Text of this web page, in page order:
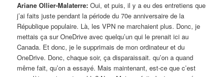
Ariane Ollier-Malaterre:Oui, et puis, il y a eu des entretiens que
j’ai faits juste pendant la période du 70e anniversaire de la
République populaire. Là, les VPN ne marchaient plus. Donc, je
mettais ça sur OneDrive avec quelqu’un qui le prenait ici au
Canada. Et donc, je le supprimais de mon ordinateur et du
OneDrive. Donc, chaque soir, ça disparaissait. qu’on a quand
même fait, qu’on a essayé. Mais maintenant, est-ce que c’est